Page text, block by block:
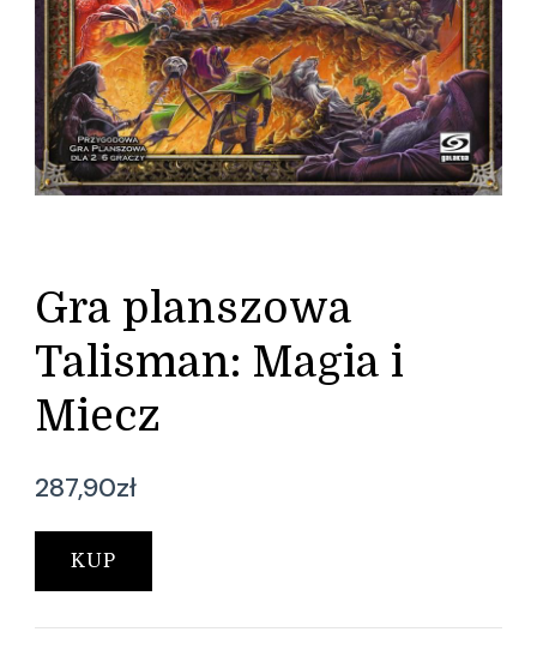
Gra planszowa
Talisman: Magia i
Miecz
287,90zł
KUP